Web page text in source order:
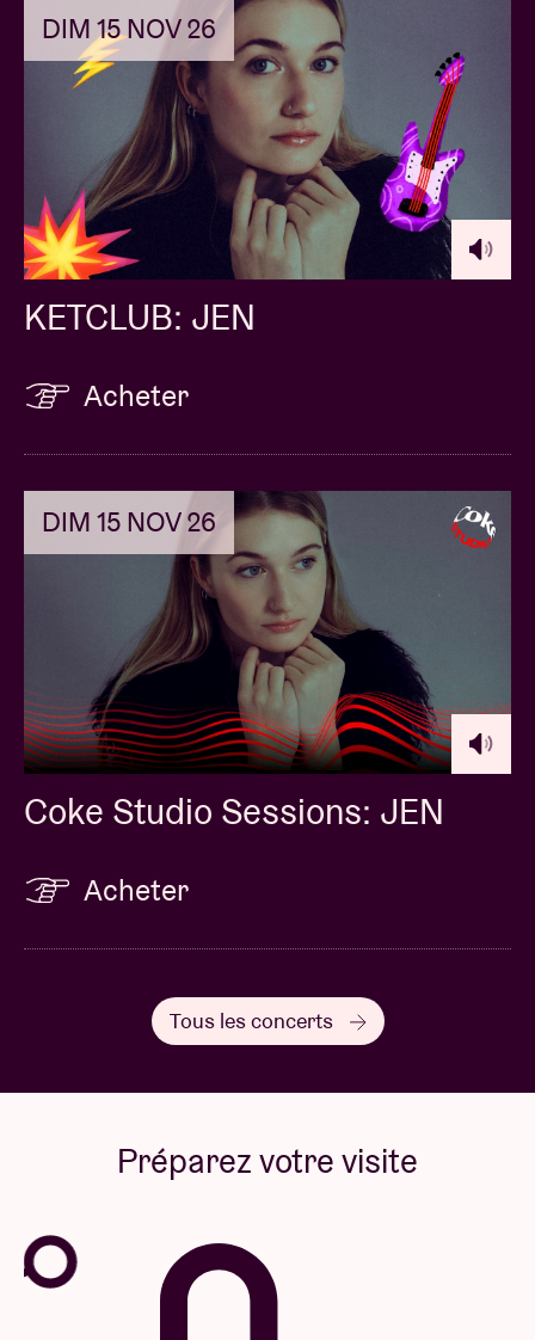
DIM 15 NOV 26
KETCLUB: JEN
Acheter
DIM 15 NOV 26
Coke Studio Sessions: JEN
Acheter
Tous les concerts
Préparez votre visite